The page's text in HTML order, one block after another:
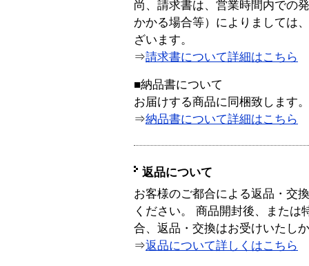
尚、請求書は、営業時間内での
かかる場合等）によりましては
ざいます。
⇒請求書について詳細はこちら
■納品書について
お届けする商品に同梱致します。
⇒納品書について詳細はこちら
返品について
お客様のご都合による返品・交
ください。 商品開封後、または
合、返品・交換はお受けいたし
⇒返品について詳しくはこちら